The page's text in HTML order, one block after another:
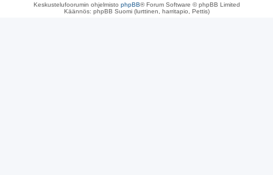
Keskustelufoorumin ohjelmisto phpBB® Forum Software © phpBB Limited
Käännös: phpBB Suomi (lurttinen, harritapio, Pettis)